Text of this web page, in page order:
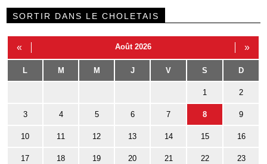
SORTIR DANS LE CHOLETAIS
« Août 2026 »
L M M J V S D
1 2
3 4 5 6 7 8 9
10 11 12 13 14 15 16
17 18 19 20 21 22 23